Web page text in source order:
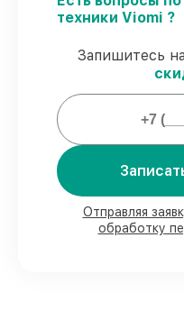
работ и
пылесосов
официальное
Мы
80%
заказов
возможностью
в Нижнем
приходят
техники Viomi ?
Запишитесь
Отправляя
обработку